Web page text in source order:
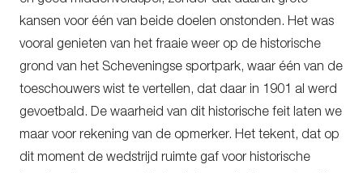
kansen voor één van beide doelen onstonden. Het was
vooral genieten van het fraaie weer op de historische
grond van het Scheveningse sportpark, waar één van de
toeschouwers wist te vertellen, dat daar in 1901 al werd
gevoetbald. De waarheid van dit historische feit laten we
maar voor rekening van de opmerker. Het tekent, dat op
dit moment de wedstrijd ruimte gaf voor historische